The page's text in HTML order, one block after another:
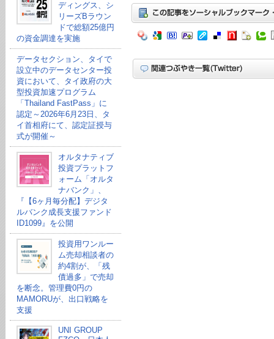
ディングス、シ
リーズBラウン
ドで総額25億円
の資金調達を実施
データセクション、タイで
設立中のデータセンター投
資において、タイ政府の大
型投資加速プログラム
「Thailand FastPass」に
認定～2026年6月23日、タ
イ首相府にて、認定証授与
式が開催～
オルタナティブ
投資プラットフ
ォーム「オルタ
ナバンク」、
『【6ヶ月毎分配】デジタ
ルバンク成長支援ファンド
ID1099』を公開
投資用ワンルー
ム売却相談者の
約4割が、「残
債過多」で売却
を断念。管理費0円の
MAMORUが、出口戦略を
支援
UNI GROUP